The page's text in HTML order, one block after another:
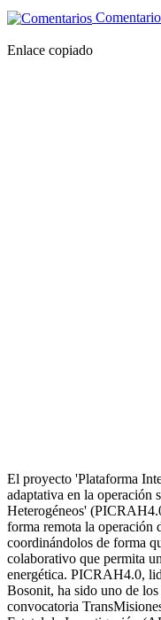
Enlace copiado
El proyecto 'Plataforma
adaptativa en la operación
Heterogéneos'
forma remota la operación
coordinándolos de forma
colaborativo que permita
energética. PICRAH4.0,
Bosonit, ha sido uno de
convocatoria